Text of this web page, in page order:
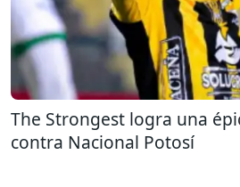
The Strongest logra una
contra Nacional Potosí